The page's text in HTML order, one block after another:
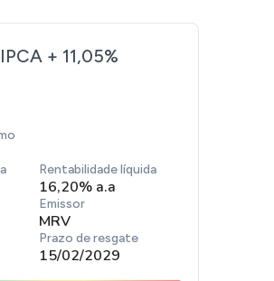
+ 11,05%
Rentabilidade líquida
16,20% a.a
Emissor
MRV
Prazo de resgate
15/02/2029